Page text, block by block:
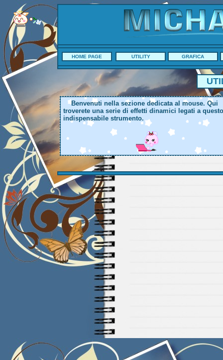
HOME PAGE UTILITY GRAFICA
Benvenuti nella sezione dedicata al mouse. Qui
troverete una serie di effetti dinamici legati a questo
indispensabile strumento.